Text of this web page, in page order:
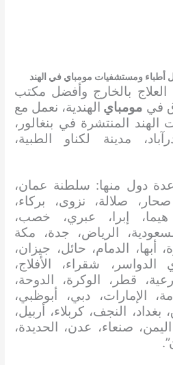
أطباء ومستشفيات مومباي في الهند
بالخارج وأفضل مكتب
في مومباي الهندية، نعمل مع
المنتشرة في بنغالور،
مدينة لكناو الطبية،
دول منها: سلطنة عمان،
صلالة، نزوى، بركاء،
هيما، إبرا، عبري، خصب،
الرياض، جدة، مكة
أبها، الدمام، حائل، جيزان،
شقراء، الأفلاج،
قطر، الوكرة، الدوحة،
الإمارات، دبي، أبوظبي،
بغداد، النجف، كربلاء، أربيل،
صنعاء، عدن، الحديدة،